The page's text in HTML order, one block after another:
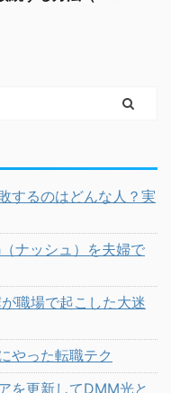
するのはどんな人？実
ナッシュ）を夫婦で
職場で起こした大迷
やった転職テク
を更新してDMM光と